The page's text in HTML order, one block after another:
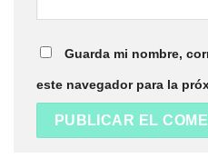
Guarda mi nombre,
este navegador para la